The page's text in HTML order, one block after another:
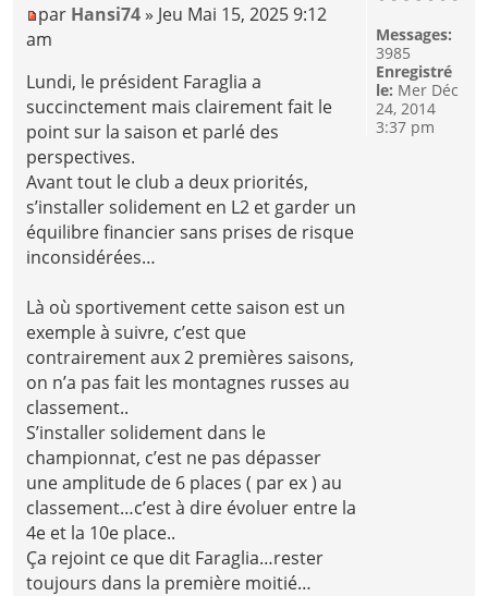
par Hansi74 » Jeu Mai 15, 2025 9:12
am
Lundi, le président Faraglia a
succinctement mais clairement fait le
point sur la saison et parlé des
perspectives.
Avant tout le club a deux priorités,
s’installer solidement en L2 et garder un
équilibre financier sans prises de risque
inconsidérées…
Là où sportivement cette saison est un
exemple à suivre, c’est que
contrairement aux 2 premières saisons,
on n’a pas fait les montagnes russes au
classement..
S’installer solidement dans le
championnat, c’est ne pas dépasser
une amplitude de 6 places ( par ex ) au
classement…c’est à dire évoluer entre la
4e et la 10e place..
Ça rejoint ce que dit Faraglia…rester
toujours dans la première moitié…
Messages:
3985
Enregistré
le: Mer Déc
24, 2014
3:37 pm